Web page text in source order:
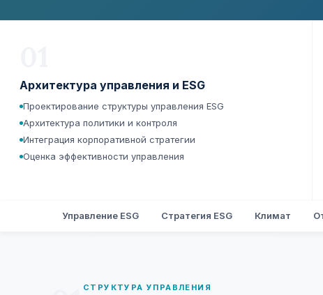
Архитектура управления и ESG
Проектирование структуры управления ESG
Архитектура политики и контроля
Интеграция корпоративной стратегии
Оценка эффективности управления
Управление ESG Стратегия ESG Климат
СТРУКТУРА УПРАВЛЕНИЯ